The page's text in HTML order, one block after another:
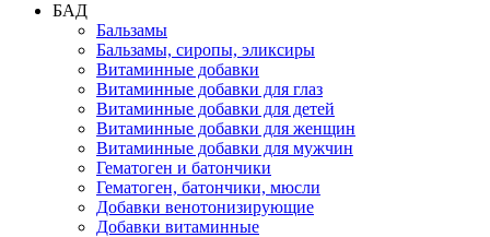
БАД
Бальзамы
Бальзамы, сиропы, эликсиры
Витаминные добавки
Витаминные добавки для глаз
Витаминные добавки для детей
Витаминные добавки для женщин
Витаминные добавки для мужчин
Гематоген и батончики
Гематоген, батончики, мюсли
Добавки венотонизирующие
Добавки витаминные